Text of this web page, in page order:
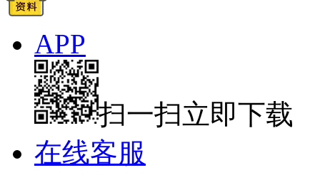
APP
扫一扫立即下载
在线客服